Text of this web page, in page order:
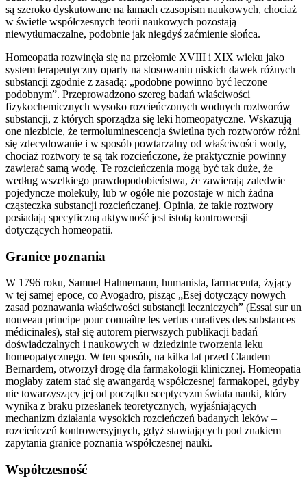
są szeroko dyskutowane na łamach czasopism naukowych, chociaż
w świetle współczesnych teorii naukowych pozostają
niewytłumaczalne, podobnie jak niegdyś zaćmienie słońca.
Homeopatia rozwinęła się na przełomie XVIII i XIX wieku jako
system terapeutyczny oparty na stosowaniu niskich dawek różnych
substancji zgodnie z zasadą: „podobne powinno być leczone
podobnym”. Przeprowadzono szereg badań właściwości
fizykochemicznych wysoko rozcieńczonych wodnych roztworów
substancji, z których sporządza się leki homeopatyczne. Wskazują
one niezbicie, że termoluminescencja świetlna tych roztworów różni
się zdecydowanie i w sposób powtarzalny od właściwości wody,
chociaż roztwory te są tak rozcieńczone, że praktycznie powinny
zawierać samą wodę. Te rozcieńczenia mogą być tak duże, że
według wszelkiego prawdopodobieństwa, że zawierają zaledwie
pojedyncze molekuły, lub w ogóle nie pozostaje w nich żadna
cząsteczka substancji rozcieńczanej. Opinia, że takie roztwory
posiadają specyficzną aktywność jest istotą kontrowersji
dotyczących homeopatii.
Granice poznania
W 1796 roku, Samuel Hahnemann, humanista, farmaceuta, żyjący
w tej samej epoce, co Avogadro, pisząc „Esej dotyczący nowych
zasad poznawania właściwości substancji leczniczych” (Essai sur un
nouveau principe pour connaître les vertus curatives des substances
médicinales), stał się autorem pierwszych publikacji badań
doświadczalnych i naukowych w dziedzinie tworzenia leku
homeopatycznego. W ten sposób, na kilka lat przed Claudem
Bernardem, otworzył drogę dla farmakologii klinicznej. Homeopatia
mogłaby zatem stać się awangardą współczesnej farmakopei, gdyby
nie towarzyszący jej od początku sceptycyzm świata nauki, który
wynika z braku przesłanek teoretycznych, wyjaśniających
mechanizm działania wysokich rozcieńczeń badanych leków –
rozcieńczeń kontrowersyjnych, gdyż stawiających pod znakiem
zapytania granice poznania współczesnej nauki.
Współczesność